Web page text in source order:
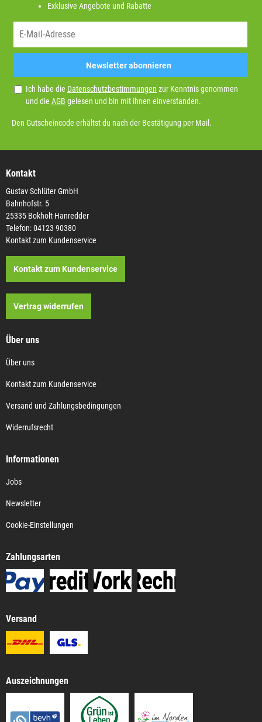
Exklusive Angebote und Rabatte
Newsletter abonnieren
Ich habe die Datenschutzbestimmungen zur Kenntnis genommen
und die AGB gelesen und bin mit ihnen einverstanden.
Den Gutscheincode erhältst du nach der Bestätigung per Mail.
Kontakt
Gustav Schlüter GmbH
Bahnhofstr. 5
25335 Bokholt-Hanredder
Telefon: 04123 90380
Kontakt zum Kundenservice
Kontakt zum Kundenservice
Vertrag widerrufen
Über uns
Über uns
Kontakt zum Kundenservice
Versand und Zahlungsbedingungen
Widerrufsrecht
Informationen
Jobs
Newsletter
Cookie-Einstellungen
Zahlungsarten
Versand
Auszeichnungen